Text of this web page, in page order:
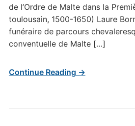
de l’Ordre de Malte dans la
toulousain, 1500-1650) Laure
funéraire de parcours
conventuelle de Malte […]
Continue Reading →